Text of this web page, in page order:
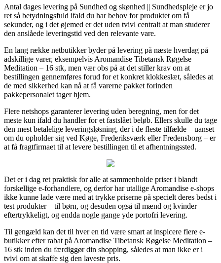
Antal dages levering på Sundhed og skønhed || Sundhedspleje er jo
ret så betydningsfuld ifald du har behov for produktet om få
sekunder, og i det øjemed er det uden tvivl centralt at man studerer
den anslåede leveringstid ved den relevante vare.
En lang række netbutikker byder på levering på næste hverdag på
adskillige varer, eksempelvis Aromandise Tibetansk Røgelse
Meditation – 16 stk, men vær obs på at det stiller krav om at
bestillingen gennemføres forud for et konkret klokkeslæt, således at
de med sikkerhed kan nå at få varerne pakket forinden
pakkepersonalet tager hjem.
Flere netshops garanterer levering uden beregning, men for det
meste kun ifald du handler for et fastslået beløb. Ellers skulle du tage
den mest betalelige leveringsløsning, der i de fleste tilfælde – uanset
om du opholder sig ved Køge, Frederiksværk eller Fredensborg – er
at få fragtfirmaet til at levere bestillingen til et afhentningssted.
Det er i dag ret praktisk for alle at sammenholde priser i blandt
forskellige e-forhandlere, og derfor har utallige Aromandise e-shops
ikke kunne lade være med at trykke priserne på specielt deres bedst i
test produkter – til børn, og desuden også til mænd og kvinder –
eftertrykkeligt, og endda nogle gange yde portofri levering.
Til gengæld kan det til hver en tid være smart at inspicere flere e-
butikker efter rabat på Aromandise Tibetansk Røgelse Meditation –
16 stk inden du færdiggør din shopping, således at man ikke er i
tvivl om at skaffe sig den laveste pris.